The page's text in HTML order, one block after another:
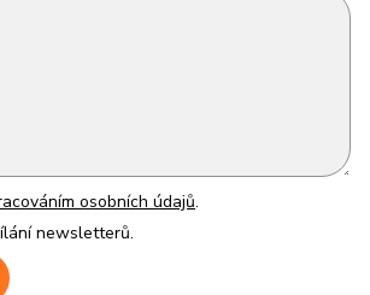
osobních údajů.
newsletterů.